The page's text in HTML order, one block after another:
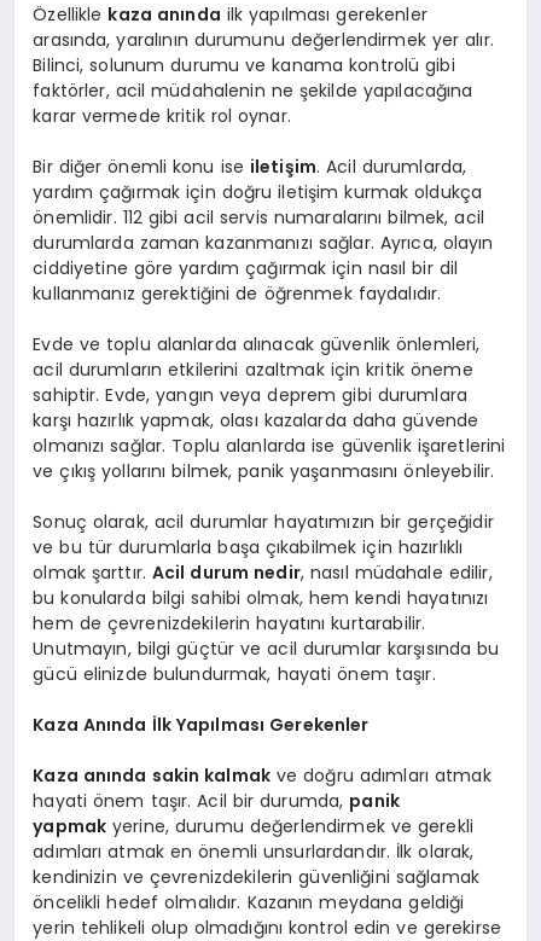
Özellikle kaza anında ilk yapılması gerekenler
arasında, yaralının durumunu değerlendirmek yer alır.
Bilinci, solunum durumu ve kanama kontrolü gibi
faktörler, acil müdahalenin ne şekilde yapılacağına
karar vermede kritik rol oynar.
Bir diğer önemli konu ise iletişim. Acil durumlarda,
yardım çağırmak için doğru iletişim kurmak oldukça
önemlidir. 112 gibi acil servis numaralarını bilmek, acil
durumlarda zaman kazanmanızı sağlar. Ayrıca, olayın
ciddiyetine göre yardım çağırmak için nasıl bir dil
kullanmanız gerektiğini de öğrenmek faydalıdır.
Evde ve toplu alanlarda alınacak güvenlik önlemleri,
acil durumların etkilerini azaltmak için kritik öneme
sahiptir. Evde, yangın veya deprem gibi durumlara
karşı hazırlık yapmak, olası kazalarda daha güvende
olmanızı sağlar. Toplu alanlarda ise güvenlik işaretlerini
ve çıkış yollarını bilmek, panik yaşanmasını önleyebilir.
Sonuç olarak, acil durumlar hayatımızın bir gerçeğidir
ve bu tür durumlarla başa çıkabilmek için hazırlıklı
olmak şarttır. Acil durum nedir, nasıl müdahale edilir,
bu konularda bilgi sahibi olmak, hem kendi hayatınızı
hem de çevrenizdekilerin hayatını kurtarabilir.
Unutmayın, bilgi güçtür ve acil durumlar karşısında bu
gücü elinizde bulundurmak, hayati önem taşır.
Kaza Anında İlk Yapılması Gerekenler
Kaza anında sakin kalmak ve doğru adımları atmak
hayati önem taşır. Acil bir durumda, panik
yapmak yerine, durumu değerlendirmek ve gerekli
adımları atmak en önemli unsurlardandır. İlk olarak,
kendinizin ve çevrenizdekilerin güvenliğini sağlamak
öncelikli hedef olmalıdır. Kazanın meydana geldiği
yerin tehlikeli olup olmadığını kontrol edin ve gerekirse